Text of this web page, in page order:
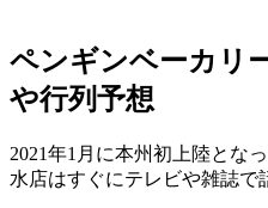
ペンギンベーカリ
や行列予想
2021年1 月に本州初上陸とな
水店はすぐにテレビや雑誌で